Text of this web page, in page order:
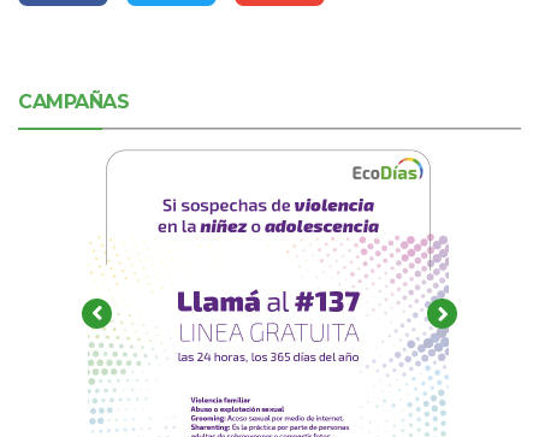
CAMPAÑAS